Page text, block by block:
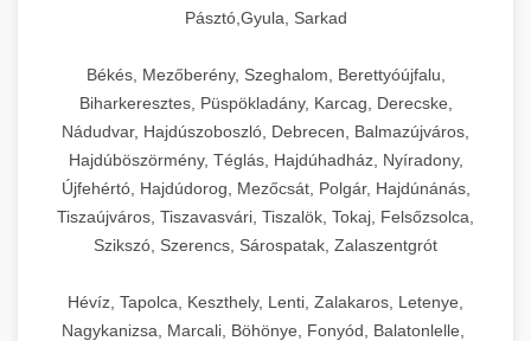
Pásztó,Gyula, Sarkad
Békés, Mezőberény, Szeghalom, Berettyóújfalu,
Biharkeresztes, Püspökladány, Karcag, Derecske,
Nádudvar, Hajdúszoboszló, Debrecen, Balmazújváros,
Hajdúböszörmény, Téglás, Hajdúhadház, Nyíradony,
Újfehértó, Hajdúdorog, Mezőcsát, Polgár, Hajdúnánás,
Tiszaújváros, Tiszavasvári, Tiszalök, Tokaj, Felsőzsolca,
Szikszó, Szerencs, Sárospatak, Zalaszentgrót
Hévíz, Tapolca, Keszthely, Lenti, Zalakaros, Letenye,
Nagykanizsa, Marcali, Böhönye, Fonyód, Balatonlelle,